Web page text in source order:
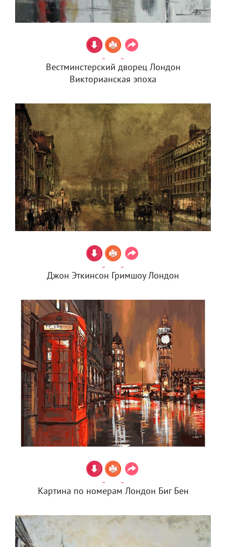
Вестминстерский дворец Лондон
Викторианская эпоха
Джон Эткинсон Гримшоу Лондон
Картина по номерам Лондон Биг Бен